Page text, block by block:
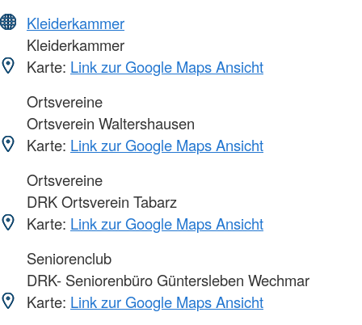
Kleiderkammer
Kleiderkammer
Karte: Link zur Google Maps Ansicht
Ortsvereine
Ortsverein Waltershausen
Karte: Link zur Google Maps Ansicht
Ortsvereine
DRK Ortsverein Tabarz
Karte: Link zur Google Maps Ansicht
Seniorenclub
DRK- Seniorenbüro Güntersleben Wechmar
Karte: Link zur Google Maps Ansicht